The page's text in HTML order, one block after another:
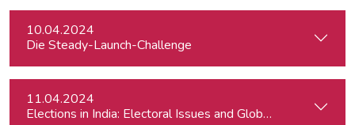
10.04.2024
Die Steady-Launch-Challenge
11.04.2024
Elections in India: Electoral Issues and Global Ambitions